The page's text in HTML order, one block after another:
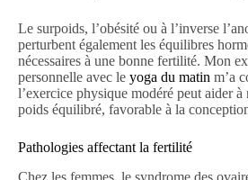
Le surpoids, l’obésité ou à l’inverse
perturbent également les équilibres
nécessaires à une bonne fertilité. Mon
personnelle avec le yoga du matin m’a
l’exercice physique modéré peut aider à
poids équilibré, favorable à la
Pathologies affectant la fertilité
Chez les femmes, le syndrome des